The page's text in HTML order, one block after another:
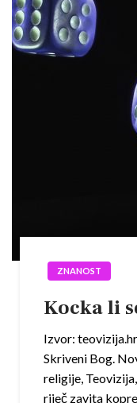
ZNANOST
Kocka li
Izvor:
Skriveni Bog.
religije,
riječ zavita